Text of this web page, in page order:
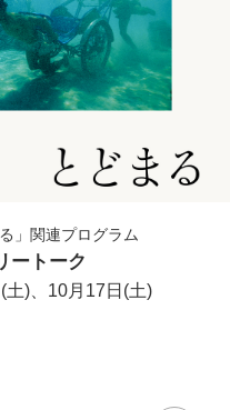
」関連プログラム
ートーク
土)、10月17日(土)